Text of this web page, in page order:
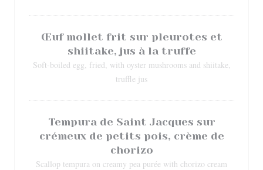
Œuf mollet frit sur pleurotes et
shiitake, jus à la truffe
Soft-boiled egg, fried, with oyster mushrooms and shiitake,
truffle jus
Tempura de Saint Jacques sur
crémeux de petits pois, crème de
chorizo
Scallop tempura on creamy pea purée with chorizo cream